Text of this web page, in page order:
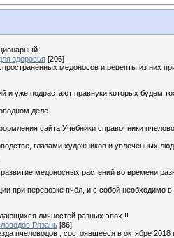
здоровья [206]
медоносов и рецепты из них
и уже подрастают правнуки которых будем
деле
сайта Учебники справочники
глазами художников и увлечённых
медоносных растений во времени
при перевозке пчёл, и с собой необходимо
личностей разных эпох !!
Рязань [86]
пчеловодов , состоявшееся в октябре 2018